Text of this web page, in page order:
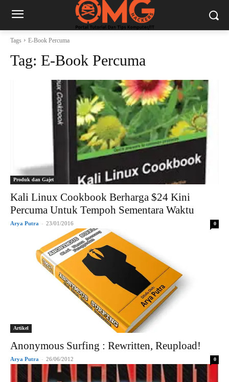
Tags E-Book Percuma
Tag: E-Book Percuma
Produk dan Gajet
Kali Linux Cookbook Berharga $24 Kini
Percuma Untuk Tempoh Sementara Waktu
Arya Putra - 23/01/2016 0
Artikel
Anonymous Surfing : Rewritten, Reupload!
Arya Putra - 26/06/2012 0